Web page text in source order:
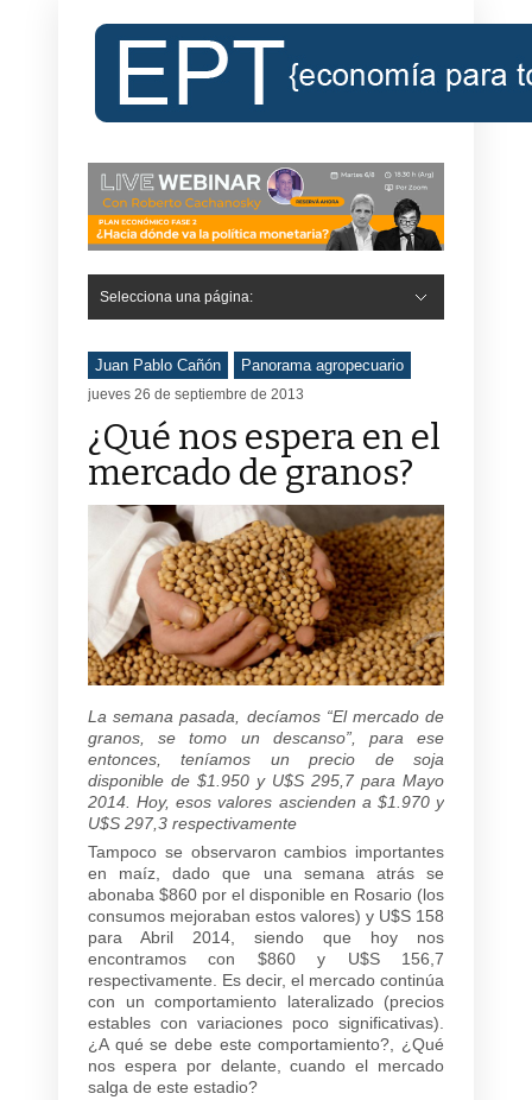
Selecciona una página:
Juan Pablo Cañón Panorama agropecuario
jueves 26 de septiembre de 2013
¿Qué nos espera en el
mercado de granos?
La semana pasada, decíamos “El mercado de
granos, se tomo un descanso”, para ese
entonces, teníamos un precio de soja
disponible de $1.950 y U$S 295,7 para Mayo
2014. Hoy, esos valores ascienden a $1.970 y
U$S 297,3 respectivamente
Tampoco se observaron cambios importantes
en maíz, dado que una semana atrás se
abonaba $860 por el disponible en Rosario (los
consumos mejoraban estos valores) y U$S 158
para Abril 2014, siendo que hoy nos
encontramos con $860 y U$S 156,7
respectivamente. Es decir, el mercado continúa
con un comportamiento lateralizado (precios
estables con variaciones poco significativas).
¿A qué se debe este comportamiento?, ¿Qué
nos espera por delante, cuando el mercado
salga de este estadio?